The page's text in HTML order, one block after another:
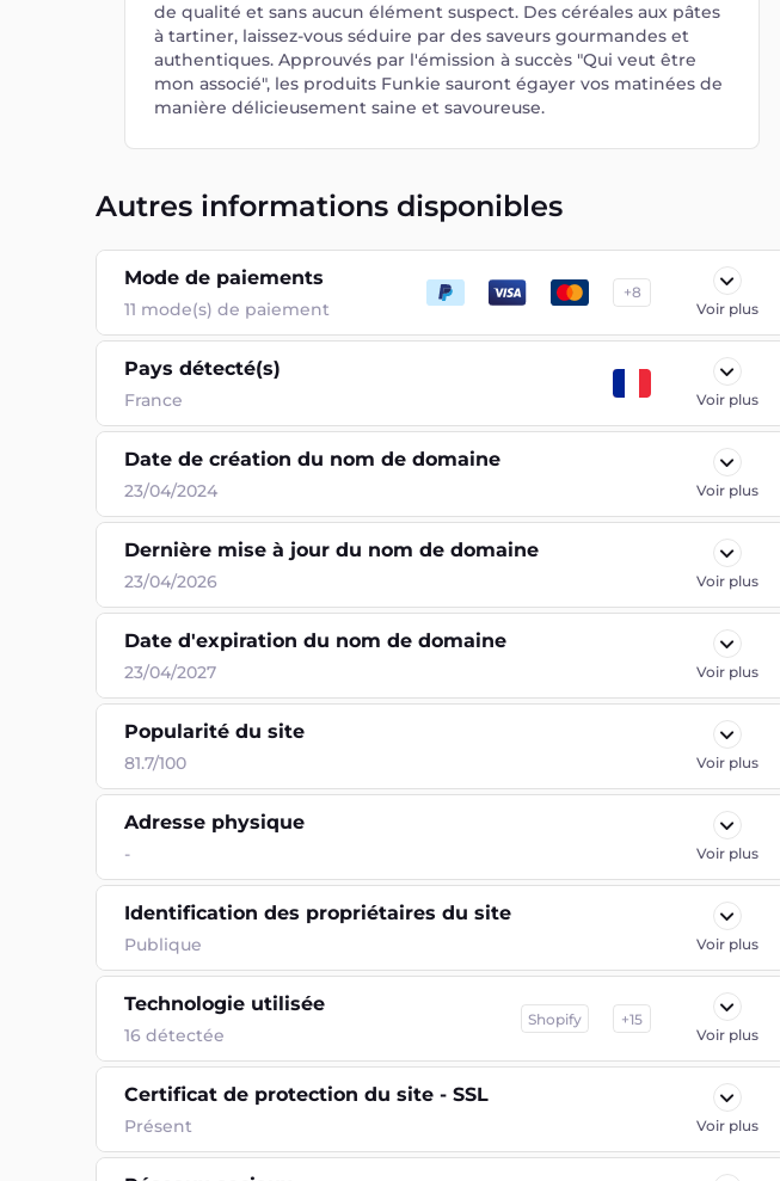
de qualité et sans aucun élément suspect. Des céréales aux pâtes
à tartiner, laissez-vous séduire par des saveurs gourmandes et
authentiques. Approuvés par l'émission à succès "Qui veut être
mon associé", les produits Funkie sauront égayer vos matinées de
manière délicieusement saine et savoureuse.
Autres informations disponibles
Mode de paiements
11 mode(s) de paiement
+8
Voir plus
Pays détecté(s)
France Voir plus
Date de création du nom de domaine
23/04/2024 Voir plus
Dernière mise à jour du nom de domaine
23/04/2026 Voir plus
Date d'expiration du nom de domaine
23/04/2027 Voir plus
Popularité du site
81.7/100 Voir plus
Adresse physique
- Voir plus
Identification des propriétaires du site
Publique Voir plus
Technologie utilisée
16 détectée
Shopify +15
Voir plus
Certificat de protection du site - SSL
Présent Voir plus